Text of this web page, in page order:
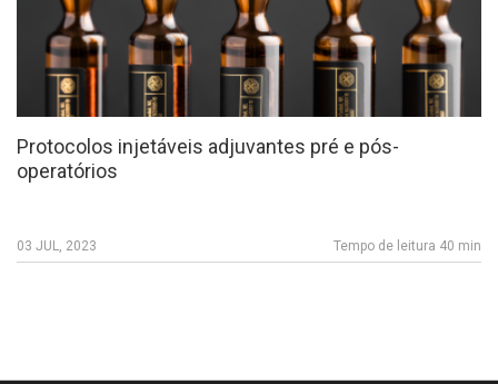
Protocolos injetáveis adjuvantes pré e pós-
operatórios
03 JUL, 2023 Tempo de leitura 40 min